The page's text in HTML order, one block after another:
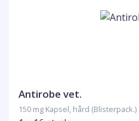
Antirobe vet.
150 mg Kapsel, hård (Blisterpack.)